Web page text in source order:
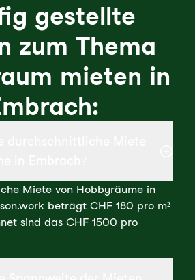
gestellte
zum Thema
mieten in
Miete von Hobbyräume in
beträgt CHF 180 pro m²
sind das CHF 1500 pro